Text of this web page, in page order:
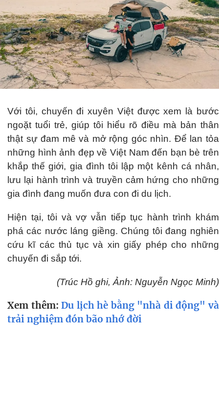
Với tôi, chuyến đi xuyên Việt được xem là bước
ngoặt tuổi trẻ, giúp tôi hiểu rõ điều mà bản thân
thật sự đam mê và mở rộng góc nhìn. Để lan tỏa
những hình ảnh đẹp về Việt Nam đến bạn bè trên
khắp thế giới, gia đình tôi lập một kênh cá nhân,
lưu lại hành trình và truyền cảm hứng cho những
gia đình đang muốn đưa con đi du lịch.
Hiện tại, tôi và vợ vẫn tiếp tục hành trình khám
phá các nước láng giềng. Chúng tôi đang nghiên
cứu kĩ các thủ tục và xin giấy phép cho những
chuyến đi sắp tới.
(Trúc Hồ ghi, Ảnh: Nguyễn Ngọc Minh)
Xem thêm:Du lịch hè bằng "nhà di động" và
trải nghiệm đón bão nhớ đời